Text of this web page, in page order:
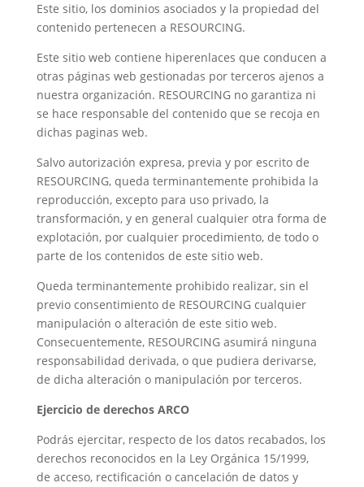
Este sitio, los dominios asociados y la propiedad del
contenido pertenecen a RESOURCING.
Este sitio web contiene hiperenlaces que conducen a
otras páginas web gestionadas por terceros ajenos a
nuestra organización. RESOURCING no garantiza ni
se hace responsable del contenido que se recoja en
dichas paginas web.
Salvo autorización expresa, previa y por escrito de
RESOURCING, queda terminantemente prohibida la
reproducción, excepto para uso privado, la
transformación, y en general cualquier otra forma de
explotación, por cualquier procedimiento, de todo o
parte de los contenidos de este sitio web.
Queda terminantemente prohibido realizar, sin el
previo consentimiento de RESOURCING cualquier
manipulación o alteración de este sitio web.
Consecuentemente, RESOURCING asumirá ninguna
responsabilidad derivada, o que pudiera derivarse,
de dicha alteración o manipulación por terceros.
Ejercicio de derechos ARCO
Podrás ejercitar, respecto de los datos recabados, los
derechos reconocidos en la Ley Orgánica 15/1999,
de acceso, rectificación o cancelación de datos y